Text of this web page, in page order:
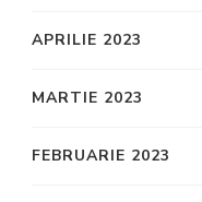
APRILIE 2023
MARTIE 2023
FEBRUARIE 2023